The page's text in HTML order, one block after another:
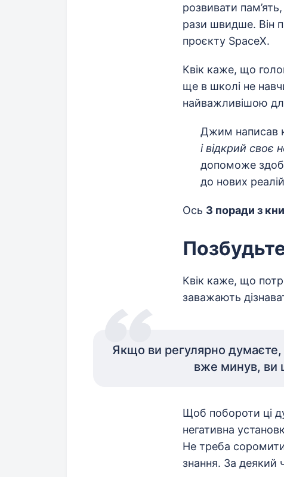
розвивати
рази швидше. Він
проєкту SpaceX.
Квік каже, що
ще в школі не
найважливішою
Джим написав
і відкрий своє
допоможе
до нових
Ось 3 поради з
Квік каже, що
заважають
Якщо ви регулярно
вже минув, ви
Щоб побороти ці
негативна
Не треба
знання. За деякий